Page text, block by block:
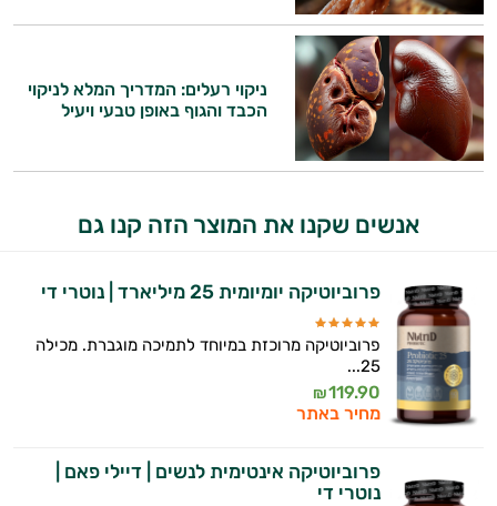
פטרת בציפורניים
פיברומיאלגיה
ערמונית - פרוסטטה
קנדידה
שלד ומפרקים
ניקוי רעלים: המדריך המלא לניקוי
הכבד והגוף באופן טבעי ויעיל
אנשים שקנו את המוצר הזה קנו גם
פרוביוטיקה יומיומית 25 מיליארד | נוטרי די
פרוביוטיקה מרוכזת במיוחד לתמיכה מוגברת. מכילה
25...
119.90
₪
מחיר באתר
פרוביוטיקה אינטימית לנשים | דיילי פאם |
נוטרי די
אני כאן כדי לעזור לך להתאים את תוספי
התזונה ומוצרי הבריאות המדויקים למטרות
ולמצב הגופני שלך, ולהסביר לך אילו רכיבים
עובדים יחד כדי למקסם תוצאות גם בחיי היום
יום וגם בתחום הכושר והספורט.
המטרה שלי היא להתאים עבורך המלצות
זה הזמן להתחיל. איך אוכל לעזור?